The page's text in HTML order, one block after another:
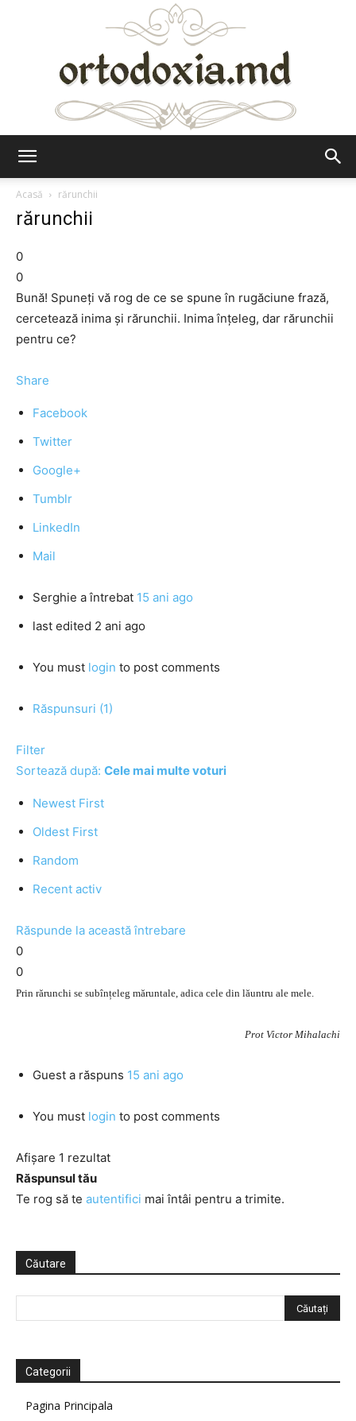
Acasă
rărunchii
rărunchii
0
0
Bună! Spuneţi vă rog de ce se spune în rugăciune frază,
cercetează inima şi rărunchii. Inima înţeleg, dar rărunchii
pentru ce?
Share
Facebook
Twitter
Google+
Tumblr
LinkedIn
Mail
Serghie a întrebat 15 ani ago
last edited 2 ani ago
You must login to post comments
Răspunsuri (1)
Filter
Sortează după: Cele mai multe voturi
Newest First
Oldest First
Random
Recent activ
Răspunde la această întrebare
0
0
Prin rărunchi se subînțeleg măruntale, adica cele din lăuntru ale mele.
Prot Victor Mihalachi
Guest a răspuns 15 ani ago
You must login to post comments
Afișare 1 rezultat
Răspunsul tău
Te rog să te autentifici mai întâi pentru a trimite.
Căutare
Categorii
Pagina Principala